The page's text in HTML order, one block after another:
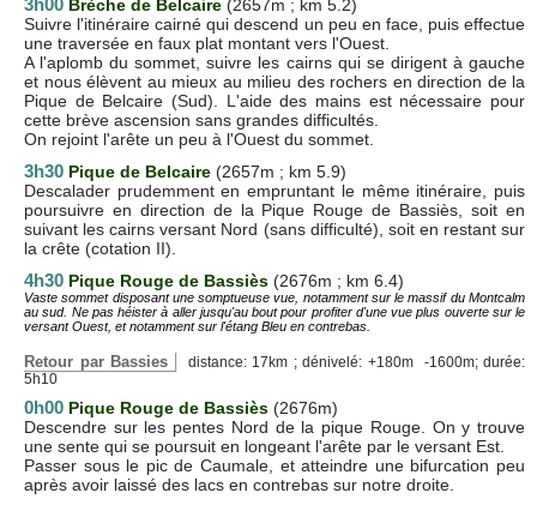
3h00 Brèche de Belcaire (2657m ; km 5.2)
Suivre l'itinéraire cairné qui descend un peu en face, puis effectue
une traversée en faux plat montant vers l'Ouest.
A l'aplomb du sommet, suivre les cairns qui se dirigent à gauche
et nous élèvent au mieux au milieu des rochers en direction de la
Pique de Belcaire (Sud). L'aide des mains est nécessaire pour
cette brève ascension sans grandes difficultés.
On rejoint l'arête un peu à l'Ouest du sommet.
3h30 Pique de Belcaire (2657m ; km 5.9)
Descalader prudemment en empruntant le même itinéraire, puis
poursuivre en direction de la Pique Rouge de Bassiès, soit en
suivant les cairns versant Nord (sans difficulté), soit en restant sur
la crête (cotation II).
4h30 Pique Rouge de Bassiès (2676m ; km 6.4)
Vaste sommet disposant une somptueuse vue, notamment sur le massif du Montcalm
au sud. Ne pas héister à aller jusqu'au bout pour profiter d'une vue plus ouverte sur le
versant Ouest, et notamment sur l'étang Bleu en contrebas.
Retour par Bassies
distance: 17km ; dénivelé: +180m -1600m; durée:
5h10
0h00 Pique Rouge de Bassiès (2676m)
Descendre sur les pentes Nord de la pique Rouge. On y trouve
une sente qui se poursuit en longeant l'arête par le versant Est.
Passer sous le pic de Caumale, et atteindre une bifurcation peu
après avoir laissé des lacs en contrebas sur notre droite.